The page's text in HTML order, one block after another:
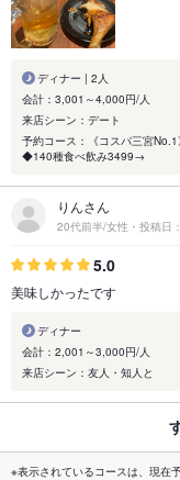
ディナー | 2人
会計：3,001～4,000円/人
来店シーン：デート
予約コース：《コスパ三宮
◆140種食べ飲み3499→
りんさん
20代前半/女性・投稿日
5.0
美味しかったです
ディナー
会計：2,001～3,000円/人
来店シーン：友人・知人と
※表示されているコースは、現在